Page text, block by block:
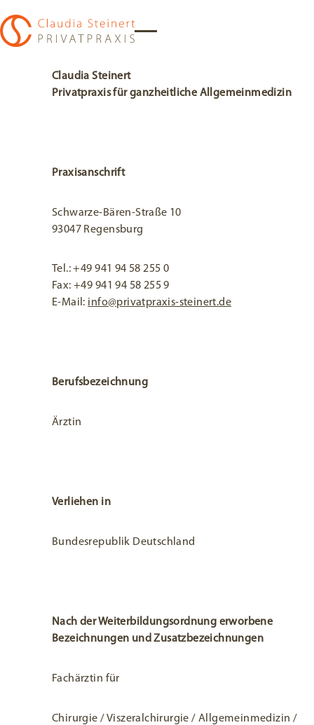
Zur Startseite
Claudia Steinert
Privatpraxis für ganzheitliche Allgemeinmedizin
Praxisanschrift
Schwarze-Bären-Straße 10
93047 Regensburg
Tel.: +49 941 94 58 255 0
Fax: +49 941 94 58 255 9
E-Mail: info@privatpraxis-steinert.de
Berufsbezeichnung
Ärztin
Verliehen in
Bundesrepublik Deutschland
Nach der Weiterbildungsordnung erworbene
Bezeichnungen und Zusatzbezeichnungen
Fachärztin für
Chirurgie / Viszeralchirurgie / Allgemeinmedizin /